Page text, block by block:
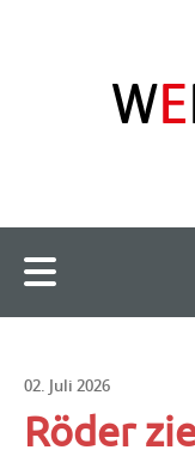
02. Juli 2026
Röder